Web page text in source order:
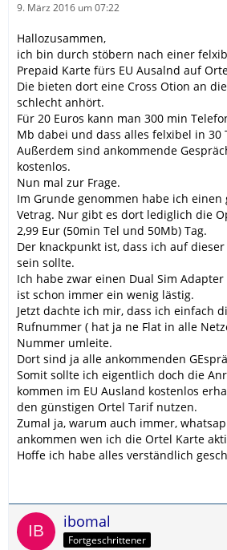
9. März 2016 um 07:22
Hallozusammen,
ich bin durch stöbern nach einer
Prepaid Karte fürs EU Ausalnd auf
Die bieten dort eine Cross Otion an
schlecht anhört.
Für 20 Euros kann man 300 min
Mb dabei und dass alles felxibel in 30
Außerdem sind ankommende
kostenlos.
Nun mal zur Frage.
Im Grunde genommen habe ich einen
Vetrag. Nur gibt es dort lediglich die
2,99 Eur (50min Tel und 50Mb) Tag.
Der knackpunkt ist, dass ich auf
sein sollte.
Ich habe zwar einen Dual Sim
ist schon immer ein wenig lästig.
Jetzt dachte ich mir, dass ich einfach
Rufnummer ( hat ja ne Flat in alle
Nummer umleite.
Dort sind ja alle ankommenden
Somit sollte ich eigentlich doch die
kommen im EU Ausland kostenlos
den günstigen Ortel Tarif nutzen.
Zumal ja, warum auch immer,
ankommen wen ich die Ortel Karte
Hoffe ich habe alles verständlich
ibomal
Fortgeschrittener